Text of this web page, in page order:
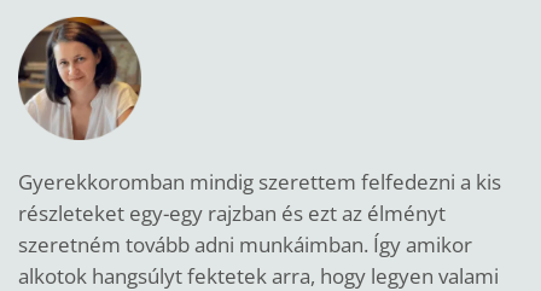
Gyerekkoromban mindig szerettem felfedezni a kis
részleteket egy-egy rajzban és ezt az élményt
szeretném tovább adni munkáimban. Így amikor
alkotok hangsúlyt fektetek arra, hogy legyen valami